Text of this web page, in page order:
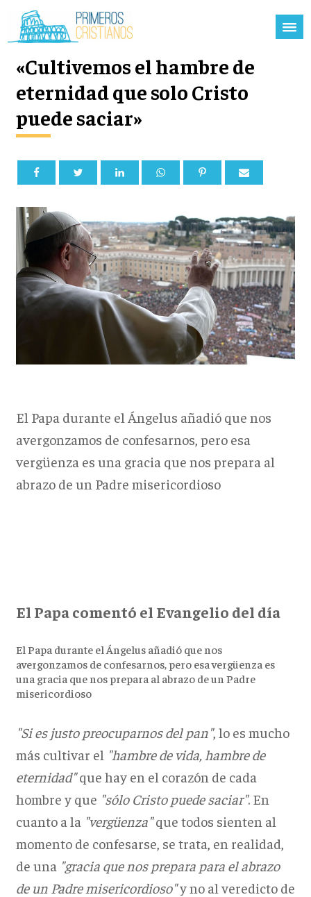
«Cultivemos el hambre de
eternidad que solo Cristo
puede saciar»
El Papa durante el Ángelus añadió que nos
avergonzamos de confesarnos, pero esa
vergüenza es una gracia que nos prepara al
abrazo de un Padre misericordioso
El Papa comentó el Evangelio del día
El Papa durante el Ángelus añadió que nos
avergonzamos de confesarnos, pero esa vergüenza es
una gracia que nos prepara al abrazo de un Padre
misericordioso
"Si es justo preocuparnos del pan", lo es mucho
más cultivar el "hambre de vida, hambre de
eternidad"que hay en el corazón de cada
hombre y que "sólo Cristo puede saciar". En
cuanto a la "vergüenza"que todos sienten al
momento de confesarse, se trata, en realidad,
de una "gracia que nos prepara para el abrazo
de un Padre misericordioso"y no al veredicto de